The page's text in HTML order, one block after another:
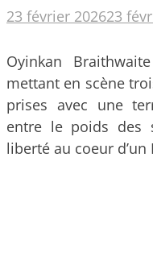
23 février 202623
Oyinkan
mettant en scène
prises avec une
entre le poids des
liberté au coeur